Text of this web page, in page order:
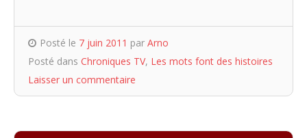
Posté le 7 juin 2011 par Arno
Posté dans Chroniques TV, Les mots font des histoires
Laisser un commentaire